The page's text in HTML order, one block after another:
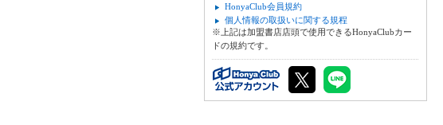
HonyaClub会員規約
個人情報の取扱いに関する規程
※上記は加盟書店店頭で使用できるHonyaClubカー
ドの規約です。